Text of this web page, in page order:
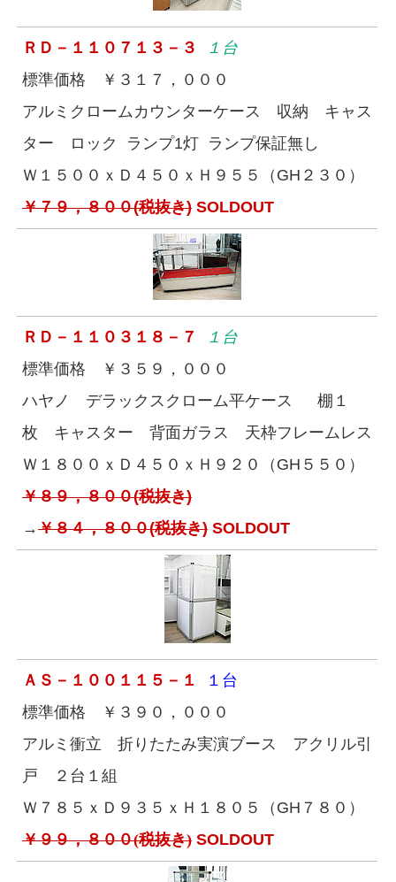
ＲＤ－１１０７１３－３
１台
標準価格 ￥３１７，０００
アルミクロームカウンターケース 収納 キャス
ター ロック ランプ1灯 ランプ保証無し
Ｗ１５００ｘＤ４５０ｘＨ９５５（GH２３０）
￥７９，８００(税抜き) SOLDOUT
ＲＤ－１１０３１８－７
１台
標準価格 ￥３５９，０００
ハヤノ デラックスクローム平ケース 棚１
枚 キャスター 背面ガラス 天枠フレームレス
Ｗ１８００ｘＤ４５０ｘＨ９２０（GH５５０）
￥８９，８００(税抜き)
→￥８４，８００(税抜き) SOLDOUT
ＡＳ－１００１１５－１
１台
標準価格 ￥３９０，０００
アルミ衝立 折りたたみ実演ブース アクリル引
戸 ２台１組
Ｗ７８５ｘＤ９３５ｘＨ１８０５（GH７８０）
￥９９，８００(税抜き) SOLDOUT